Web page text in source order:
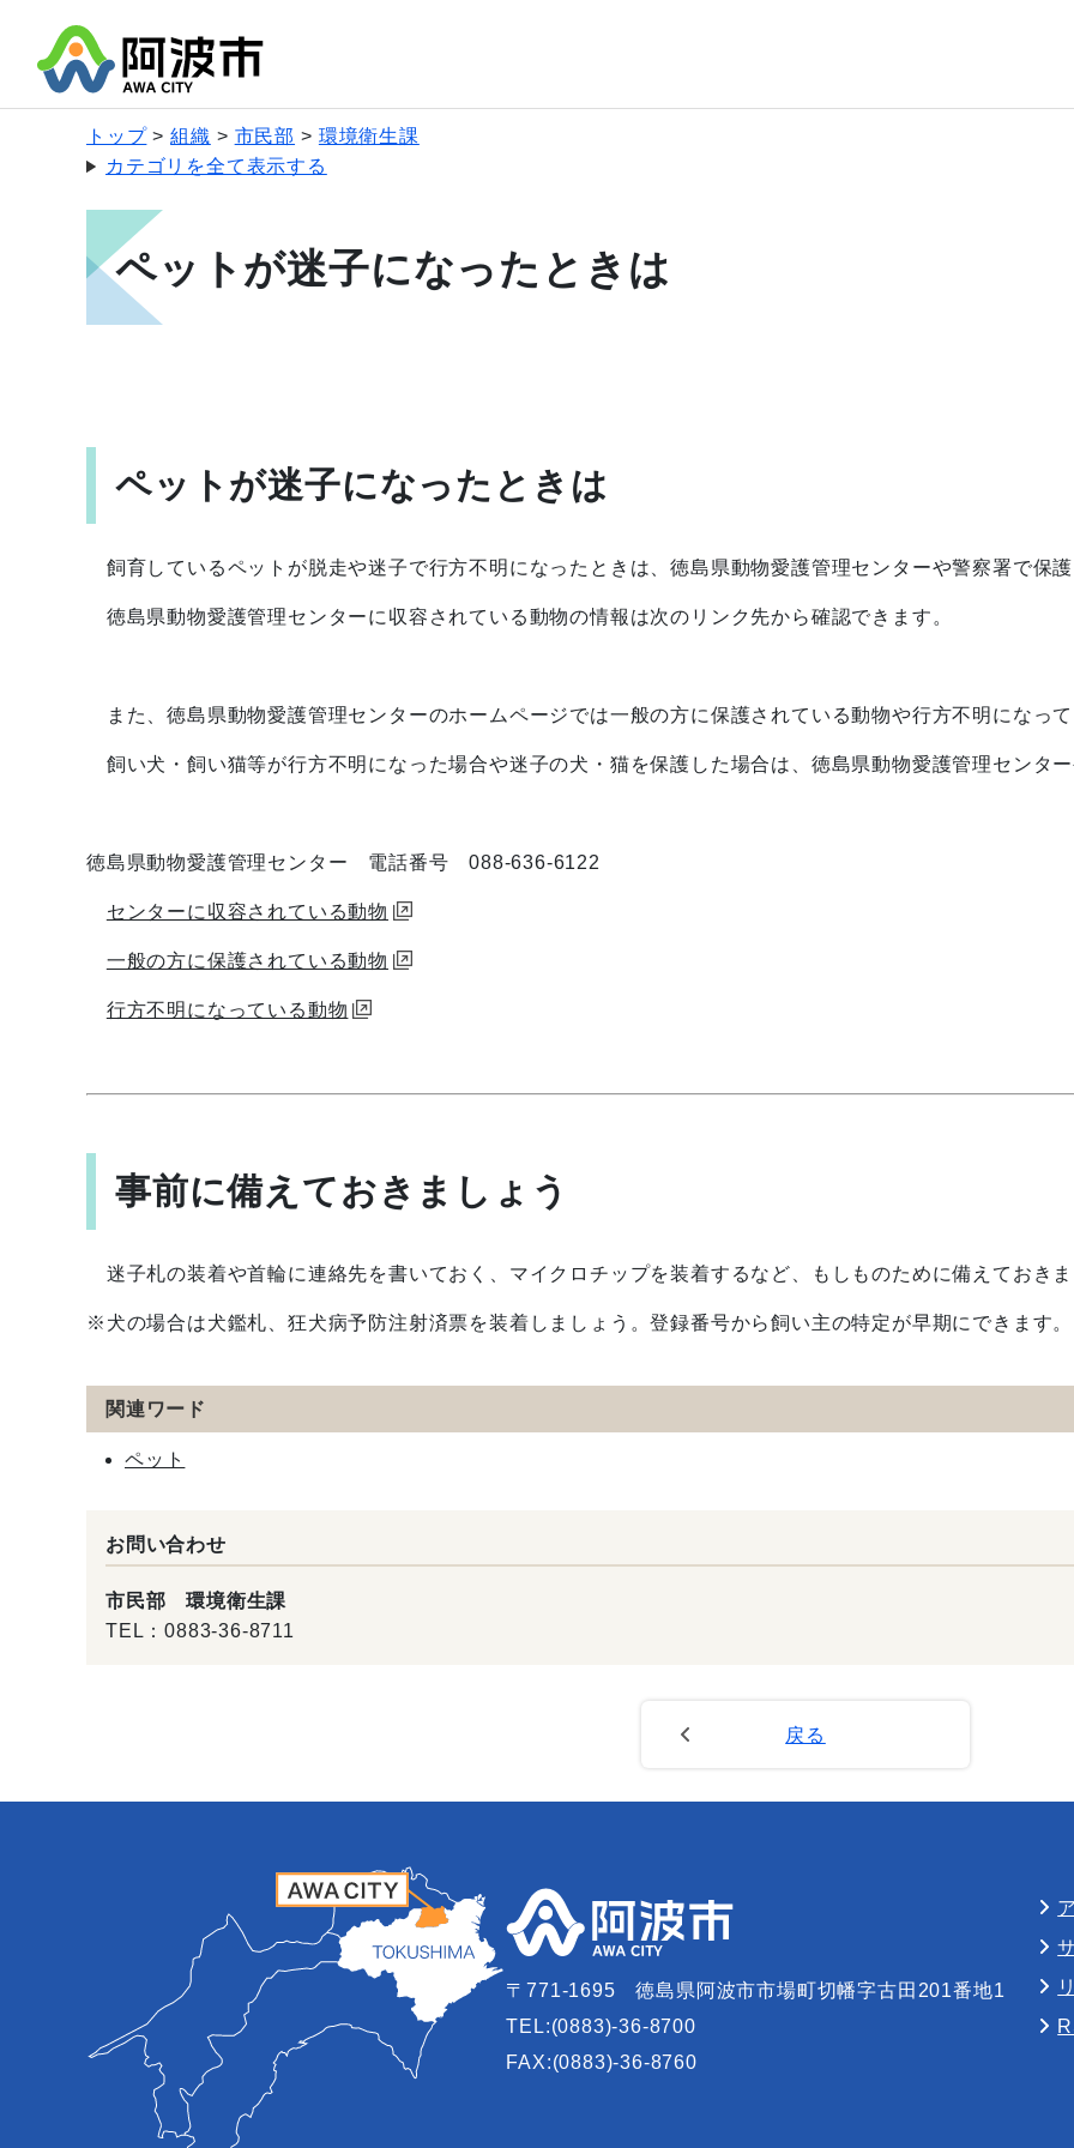
トップ 組織 市民部
環境衛生課
カテゴリを全て表示する
ペットが迷子になったときは
ペットが迷子になったときは
飼育しているペットが脱走や迷子で行方不明になったときは、徳島県動物愛護管理センターや警察署で保
徳島県動物愛護管理センターに収容されている動物の情報は次のリンク先から確認できます。
また、徳島県動物愛護管理センターのホームページでは一般の方に保護されている動物や行方不明にな
飼い犬・飼い猫等が行方不明になった場合や迷子の犬・猫を保護した場合は、徳島県動物愛護管理センタ
徳島県動物愛護管理センター 電話番号 088-636-6122
センターに収容されている動物
一般の方に保護されている動物
行方不明になっている動物
事前に備えておきましょう
迷子札の装着や首輪に連絡先を書いておく、マイクロチップを装着するなど、もしものために備えておき
※犬の場合は犬鑑札、狂犬病予防注射済票を装着しましょう。登録番号から飼い主の特定が早期にできます。
関連ワード
ペット
お問い合わせ
市民部 環境衛生課
TEL：0883-36-8711
戻る
〒771-1695
徳島県阿波市市場町切幡字古田201番地1
TEL:(0883)-36-8700
FAX:(0883)-36-8760